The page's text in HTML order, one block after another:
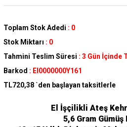
Toplam Stok Adedi : 0
Stok Miktarı : 0
Tahmini Teslim Süresi : 3 Gün İçinde
Barkod : El0000000Y161
TL720,38 `den başlayan taksitlerle
El İşçilikli Ateş
5,6 Gram